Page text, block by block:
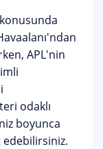
APL'nin
odaklı
boyunca